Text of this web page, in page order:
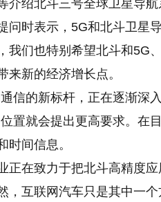
介绍北斗三号全球卫星导航
问时表示，5G和北斗卫星
我们也特别希望北斗和5G
来新的经济增长点。
信的新标杆，正在逐渐深
置就会提出更高要求。在
时间信息。
正在致力于把北斗高精度
，互联网汽车只是其中一